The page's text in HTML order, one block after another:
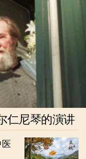
仁尼琴的演讲
医